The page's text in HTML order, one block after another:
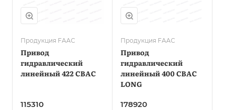
Продукция FAAC
Привод
гидравлический
линейный 422 CBAC
115310
Продукция FAAC
Привод
гидравлический
линейный 400 CBAC
LONG
178920